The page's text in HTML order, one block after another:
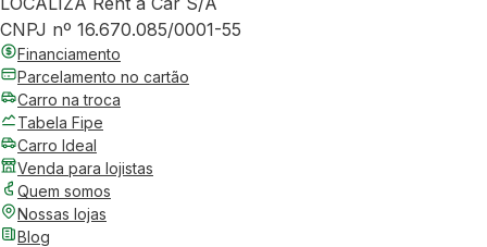
CNPJ nº 16.670.085/0001-55
Financiamento
Parcelamento no cartão
Carro na troca
Tabela Fipe
Carro Ideal
Venda para lojistas
Quem somos
Nossas lojas
Blog